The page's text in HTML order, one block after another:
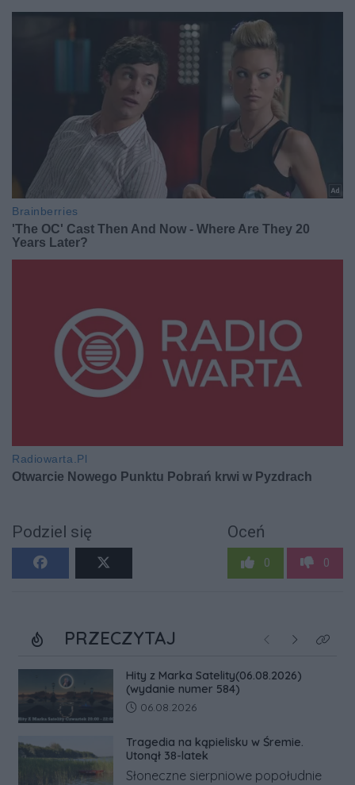
Podziel się Oceń
0 0
PRZECZYTAJ Poprzednie
NastępneKliknij
Hity z Marka Satelity(06.08.2026)
(wydanie numer 584)
Data dodania artykułu:
06.08.2026
Tragedia na kąpielisku w Śremie.
Utonął 38-latek
Słoneczne sierpniowe popołudnie